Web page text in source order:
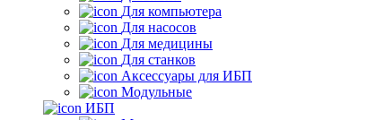
Для компьютера
Для насосов
Для медицины
Для станков
Аксессуары для ИБП
Модульные
ИБП